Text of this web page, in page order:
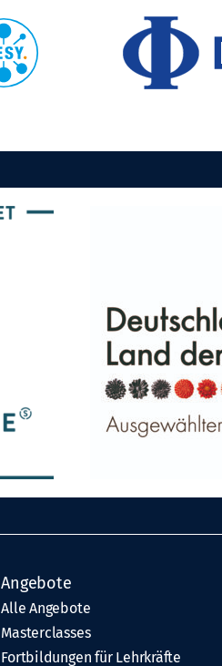
Angebote
Alle Angebote
Masterclasses
Fortbildungen für Lehrkräfte